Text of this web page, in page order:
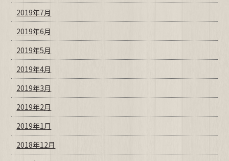
2019年7月
2019年6月
2019年5月
2019年4月
2019年3月
2019年2月
2019年1月
2018年12月